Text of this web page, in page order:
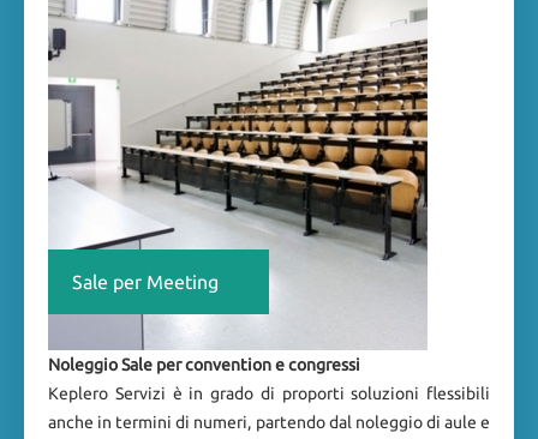
Sale per Meeting
Noleggio Sale per convention e congressi
Keplero Servizi è in grado di proporti soluzioni flessibili
anche in termini di numeri, partendo dal noleggio di aule e